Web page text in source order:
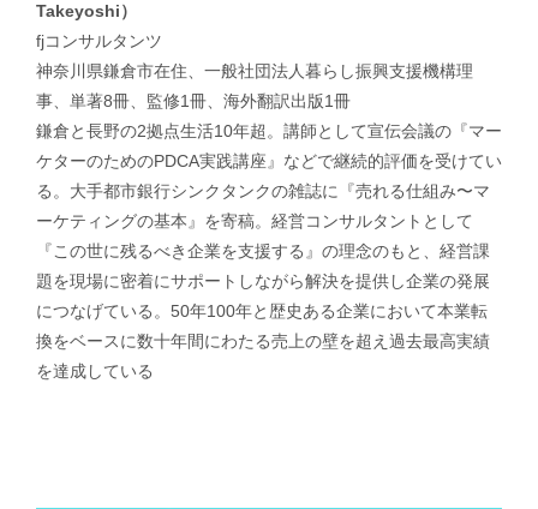
Takeyoshi）
fjコンサルタンツ
神奈川県鎌倉市在住、一般社団法人暮らし振興支援機構理
事、単著8冊、監修1冊、海外翻訳出版1冊
鎌倉と長野の2拠点生活10年超。講師として宣伝会議の『マー
ケターのためのPDCA実践講座』などで継続的評価を受けてい
る。大手都市銀行シンクタンクの雑誌に『売れる仕組み〜マ
ーケティングの基本』を寄稿。経営コンサルタントとして
『この世に残るべき企業を支援する』の理念のもと、経営課
題を現場に密着にサポートしながら解決を提供し企業の発展
につなげている。50年100年と歴史ある企業において本業転
換をベースに数十年間にわたる売上の壁を超え過去最高実績
を達成している